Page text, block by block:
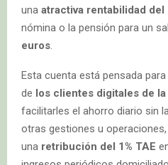
una atractiva rentabilidad del
nómina o la pensión para un
euros.
Esta cuenta está pensada
de los clientes digitales de la
facilitarles el ahorro diario sin
otras gestiones u
una retribución del 1% TAE